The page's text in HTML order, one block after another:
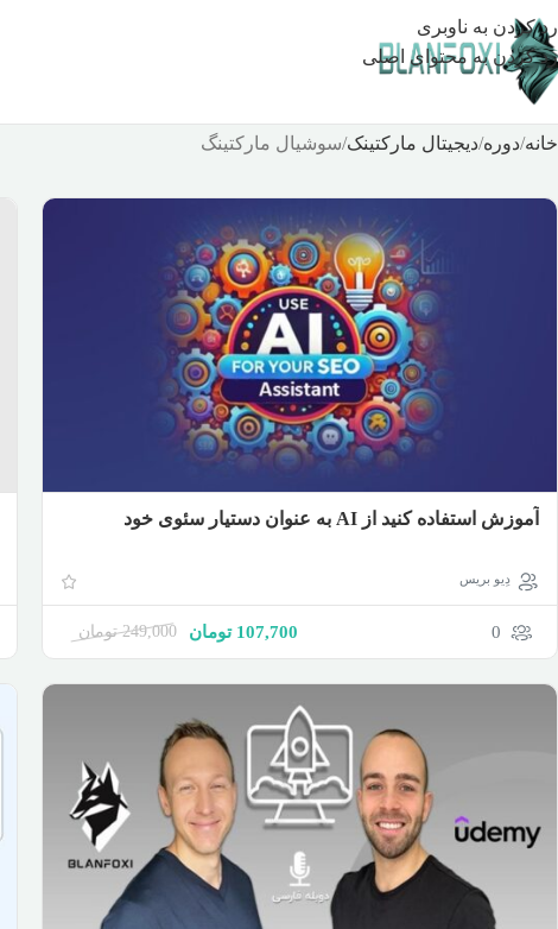
رد کردن به ناوبری
رد کردن به محتوای اصلی
خانه دوره دیجیتال مارکتینک سوشیال مارکتینگ
آموزش استفاده کنید از AI به عنوان دستیار سئوی خود
دِیو بریس
0
249,000 تومان 107,700 تومان